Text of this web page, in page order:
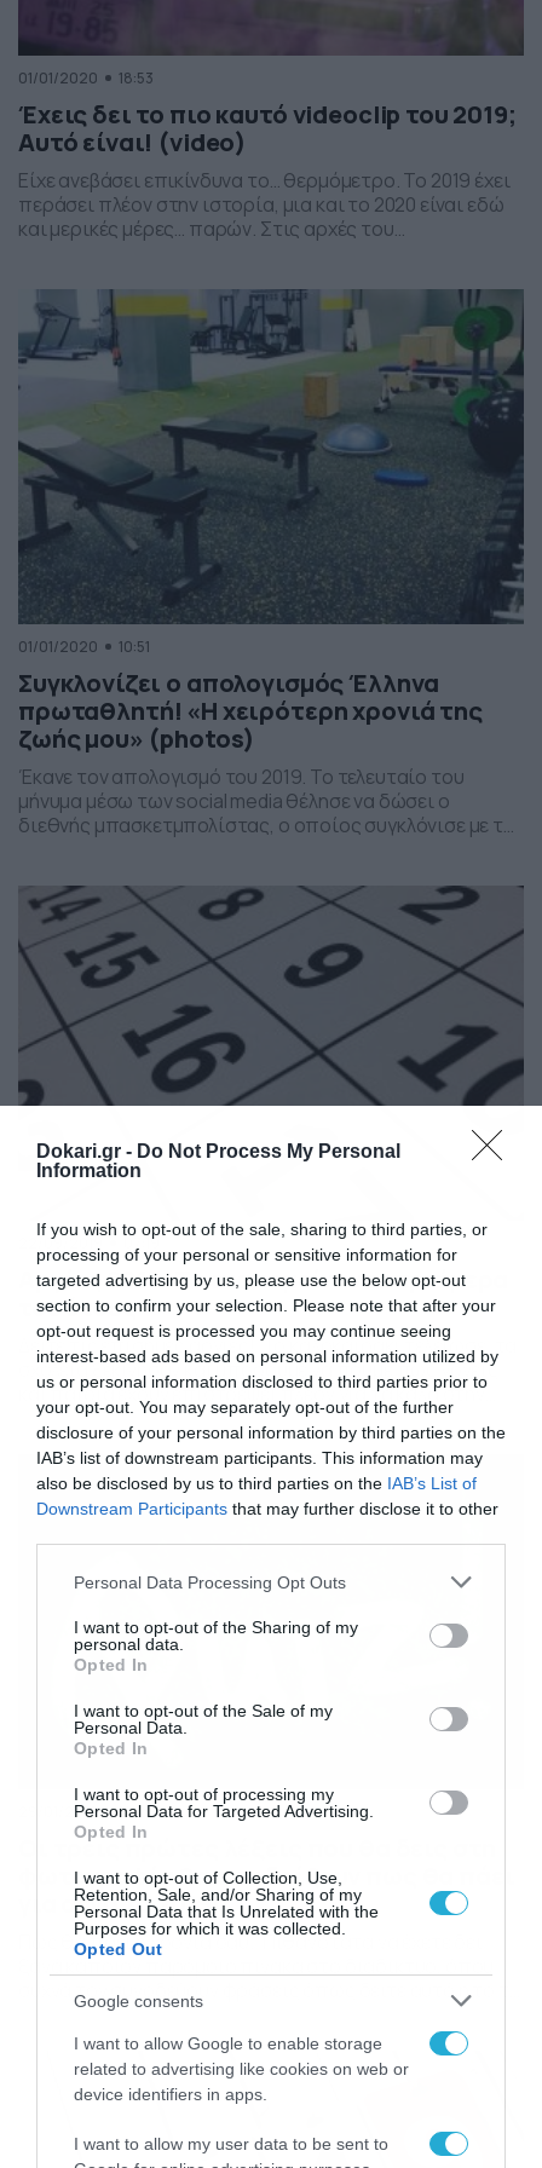
Dokari.gr - Do Not Process My Personal
Information
If you wish to opt-out of the sale, sharing to third parties, or
processing of your personal or sensitive information for
targeted advertising by us, please use the below opt-out
section to confirm your selection. Please note that after your
opt-out request is processed you may continue seeing
interest-based ads based on personal information utilized by
us or personal information disclosed to third parties prior to
your opt-out. You may separately opt-out of the further
disclosure of your personal information by third parties on the
IAB’s list of downstream participants. This information may
also be disclosed by us to third parties on the IAB’s List of
Downstream Participants that may further disclose it to other
Please note that this website/app uses one or more Google
not limited to your visit or usage behaviour. You may click to
grant or deny consent to Google and its third-party tags to
use your data for below specified purposes in below Google
consent section.
Personal Data Processing Opt Outs
I want to opt-out of the Sharing of my
personal data.
Opted In
I want to opt-out of the Sale of my
Personal Data.
Opted In
I want to opt-out of processing my
Personal Data for Targeted Advertising.
Opted In
I want to opt-out of Collection, Use,
Retention, Sale, and/or Sharing of my
Personal Data that Is Unrelated with the
Purposes for which it was collected.
Opted Out
Google consents
I want to allow Google to enable storage
related to advertising like cookies on web or
device identifiers in apps.
I want to allow my user data to be sent to
01/01/2020 18:53
Έχεις δει το πιο καυτό videoclip του 2019;
Αυτό είναι! (video)
Είχε ανεβάσει επικίνδυνα το… θερμόμετρο. Το 2019 έχει
περάσει πλέον στην ιστορία, μια και το 2020 είναι εδώ
και μερικές μέρες… παρών. Στις αρχές του
Πρόκειται για το «7 rings» από την Ariana Grante, το
οποίο κατάφερε να «γράψει» περίπου 650 […]
01/01/2020 10:51
Συγκλονίζει ο απολογισμός Έλληνα
πρωταθλητή! «Η χειρότερη χρονιά της
ζωής μου» (photos)
Έκανε τον απολογισμό του 2019. Το τελευταίο του
μήνυμα μέσω των social media θέλησε να δώσει ο
διεθνής μπασκετμπολίστας, ο οποίος συγκλόνισε με τα
το συνηθίζω, για 100η και τελευταία φωτογραφία για το
2019. Αφήνοντας πίσω […]
22/09/2019 07:19
Αργίες 2019: Τα εναπομείναντα τριήμερα
του έτους
Δείτε τις επίσημες αργίες! Το καλοκαιράκι τελείωσε, τα
σχολεία ξεκίνησαν και μπορούμε να πούμε πως γονείς
και παιδιά έχουν επιστρέψει πλέον για τα καλά στην
καθημερινότητα. Μπορεί να βρισκόμαστε στα μέσα του
Σεπτέμβρη, ήδη όμως κάποιοι σκέφτονται από τώρα
τις επόμενες αργίες και μαζί και τα επόμενα τριήμερα.
Για εκείνους που δεν γνωρίζουν, εμείς παρακάτω […]
29/01/2019 12:22
Οι τρεις πρώτες λέξεις που θα δεις στη
φωτογραφία θα σου δείξουν πως θα πάει
για σένα το 2019!
Πως θα πάει η χρονιά σαυ; Πιθανότατα να έχετε δει
ξανά κάποιον παρόμοιο πίνακα στο διαδίκτυο, όπου
συχνά τον συνοδεύουν φράσεις όπως δείτε αυτό ή το τι
βλέπετε πρώτο αποκαλύπτει πράγματα για εσάς και
την προσωπικότητα σας. Μάλιστα, οι ειδικοί
αναφέρουν ότι αυτά που βλέπει κανείς σε αντίστοιχα
οπτικά quiz είναι συνήθως εκείνα που θέλει […]